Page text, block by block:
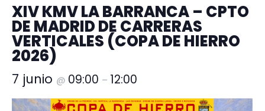
XIV KMV LA BARRANCA – CPTO
DE MADRID DE CARRERAS
VERTICALES (COPA DE HIERRO
2026)
7 junio @ 09:00 – 12:00